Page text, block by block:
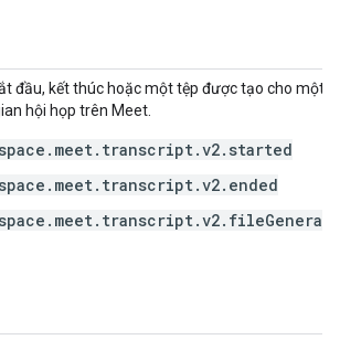
đầu, kết thúc hoặc một tệp được tạo cho một
hội họp trên Meet.